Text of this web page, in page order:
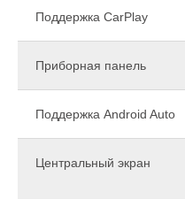
Поддержка CarPlay
Приборная панель
Поддержка Android Auto
Центральный экран